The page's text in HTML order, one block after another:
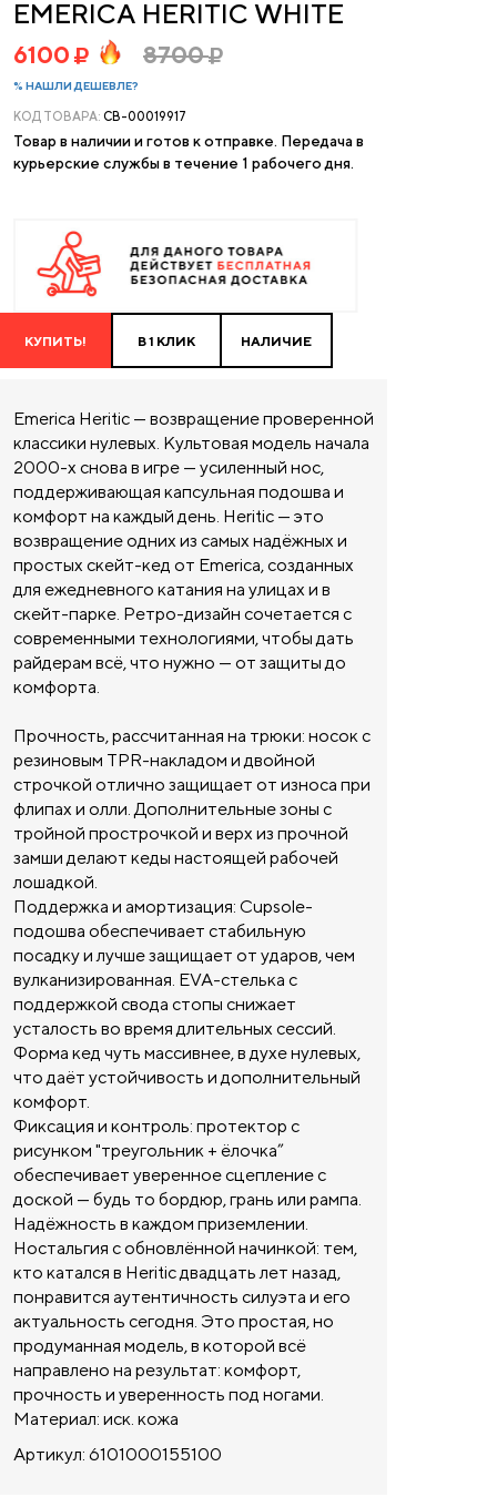
EMERICA HERITIC WHITE
6100 8700
% НАШЛИ ДЕШЕВЛЕ?
КОД ТОВАРА: CB-00019917
Товар в наличии и готов к отправке. Передача в
курьерские службы в течение 1 рабочего дня.
КУПИТЬ! В 1 КЛИК НАЛИЧИЕ
Emerica Heritic — возвращение проверенной
классики нулевых. Культовая модель начала
2000-х снова в игре — усиленный нос,
поддерживающая капсульная подошва и
комфорт на каждый день. Heritic — это
возвращение одних из самых надёжных и
простых скейт-кед от Emerica, созданных
для ежедневного катания на улицах и в
скейт-парке. Ретро-дизайн сочетается с
современными технологиями, чтобы дать
райдерам всё, что нужно — от защиты до
комфорта.
Прочность, рассчитанная на трюки: носок с
резиновым TPR-накладом и двойной
строчкой отлично защищает от износа при
флипах и олли. Дополнительные зоны с
тройной прострочкой и верх из прочной
замши делают кеды настоящей рабочей
лошадкой.
Поддержка и амортизация: Cupsole-
подошва обеспечивает стабильную
посадку и лучше защищает от ударов, чем
вулканизированная. EVA-стелька с
поддержкой свода стопы снижает
усталость во время длительных сессий.
Форма кед чуть массивнее, в духе нулевых,
что даёт устойчивость и дополнительный
комфорт.
Фиксация и контроль: протектор с
рисунком "треугольник + ёлочка”
обеспечивает уверенное сцепление с
доской — будь то бордюр, грань или рампа.
Надёжность в каждом приземлении.
Ностальгия с обновлённой начинкой: тем,
кто катался в Heritic двадцать лет назад,
понравится аутентичность силуэта и его
актуальность сегодня. Это простая, но
продуманная модель, в которой всё
направлено на результат: комфорт,
прочность и уверенность под ногами.
Материал: иск. кожа
Артикул: 6101000155100